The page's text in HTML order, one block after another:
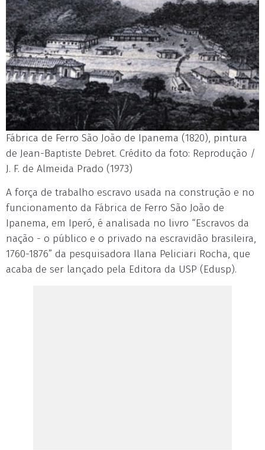
Fábrica de Ferro São João de Ipanema (1820), pintura
de Jean-Baptiste Debret. Crédito da foto: Reprodução /
J. F. de Almeida Prado (1973)
A força de trabalho escravo usada na construção e no
funcionamento da Fábrica de Ferro São João de
Ipanema, em Iperó, é analisada no livro “Escravos da
nação - o público e o privado na escravidão brasileira,
1760-1876” da pesquisadora Ilana Peliciari Rocha, que
acaba de ser lançado pela Editora da USP (Edusp).